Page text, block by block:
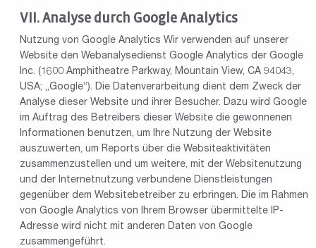
Analyse durch Google Analytics
Nutzung von Google Analytics Wir verwenden auf unserer
Website den Webanalysedienst Google Analytics der Google
Inc. (1600 Amphitheatre Parkway, Mountain View, CA 94043,
USA; „Google“). Die Datenverarbeitung dient dem Zweck der
Analyse dieser Website und ihrer Besucher. Dazu wird Google
im Auftrag des Betreibers dieser Website die gewonnenen
Informationen benutzen, um Ihre Nutzung der Website
auszuwerten, um Reports über die Websiteaktivitäten
zusammenzustellen und um weitere, mit der Websitenutzung
und der Internetnutzung verbundene Dienstleistungen
gegenüber dem Websitebetreiber zu erbringen. Die im Rahmen
von Google Analytics von Ihrem Browser übermittelte IP-
Adresse wird nicht mit anderen Daten von Google
zusammengeführt.